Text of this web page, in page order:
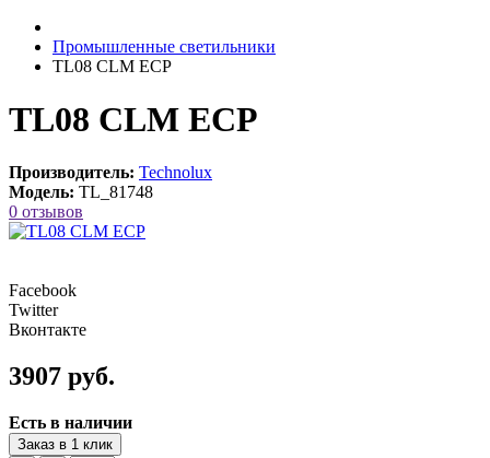
Промышленные светильники
TL08 CLM ECP
TL08 CLM ECP
Производитель: Technolux
Модель: TL_81748
0 отзывов
Facebook
Twitter
Вконтакте
3907 руб.
Есть в наличии
Заказ в 1 клик